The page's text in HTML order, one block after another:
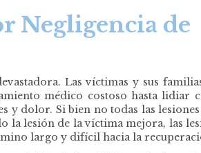
Negligencia de
Las víctimas y sus
médico costoso hasta lidiar
y dolor. Si bien no todas las
la lesión de la víctima mejora, las
largo y difícil hacia la